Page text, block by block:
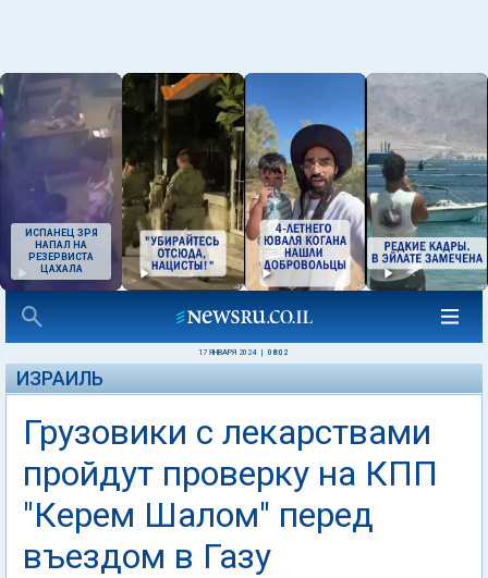
ИСПАНЕЦ ЗРЯ
НАПАЛ НА
РЕЗЕРВИСТА
ЦАХАЛА
17 ЯНВАРЯ 2024 08:02
ИЗРАИЛЬ
Грузовики с лекарствами
пройдут проверку на КПП
"Керем Шалом" перед
въездом в Газу